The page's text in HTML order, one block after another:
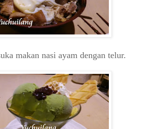
makan nasi ayam dengan telur.